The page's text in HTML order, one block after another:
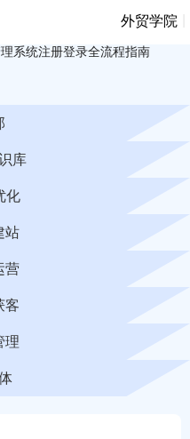
外贸学院
系统注册登录全流程指南​
库
化
站
营
客
理